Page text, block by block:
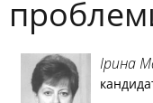
Ірина